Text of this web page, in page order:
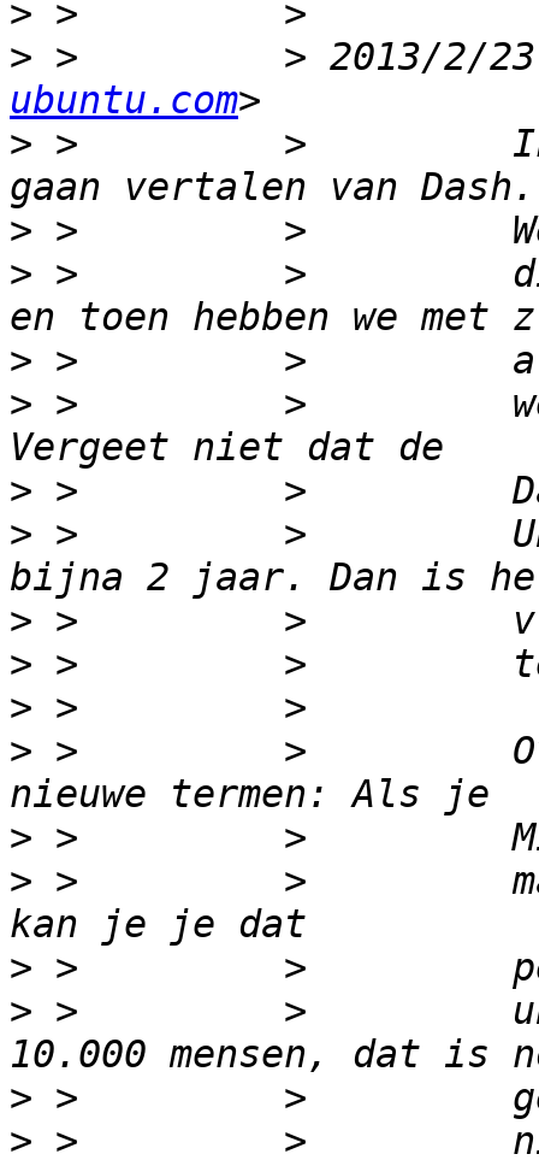
>
> >         > 2013/2/23
ubuntu.com
> >         >         Ik
>
> >         >
>
> >         >         we
>
> >         >
>
>
>
> >         >
>
> >         >
>
> >         >
>
> >         >